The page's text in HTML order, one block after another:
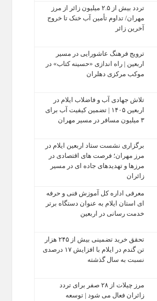
تردد بیش از ۲.۵ میلیون زائر از مرز
مهران/ تداوم تأمین آب خنک تا خروج
آخرین زائر
ترویج فرهنگ عاشورایی در مسیر
اربعین | راه‌ اندازی «حسینه کتاب» در
موکب مرکزی دهلران
تلاش جهادی آب و فاضلاب ایلام در
اربعین ۱۴۰۵ | تضمین کیفیت آب برای
۳ میلیون مسافر در مسیر مهران
برگزاری نشست ستاد اربعین ایلام در
مرز مهران؛ فرصت‌ های اقتصادی در
مرزها و تهدیدهای جاده‌ ای در مسیر
زائران
معرفی اداره کل آموزش فنی و حرفه‌
ای استان ایلام به‌ عنوان دستگاه برتر
خدمت‌ رسانی در اربعین
تحقق خرید تضمینی بیش از ۲۴۵ هزار
تن گندم در ایلام با افزایش ۱۷ درصدی
نسبت به سال گذشته
مرز چیلات از ۲۸ صفر برای تردد
زائران فعال می‌ شود | توسعه